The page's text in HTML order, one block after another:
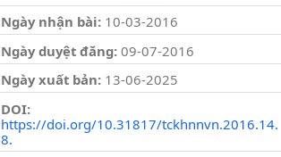
Ngày nhận bài: 10-03-2016
Ngày duyệt đăng:09-07-2016
Ngày xuất bản: 13-06-2025
DOI:
https://doi.org/10.31817/tckhnnvn.2016.14.
8.